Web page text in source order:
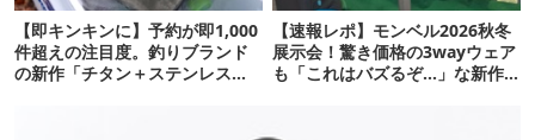
【即キンキンに】予約が即1,000
件超えの注目度。釣りブランド
の新作「チタン＋ステンレスの
【速報レポ】モンベル2026秋冬
展示会！驚き価格の3wayウェア
も「これはバズるぞ…」な新作